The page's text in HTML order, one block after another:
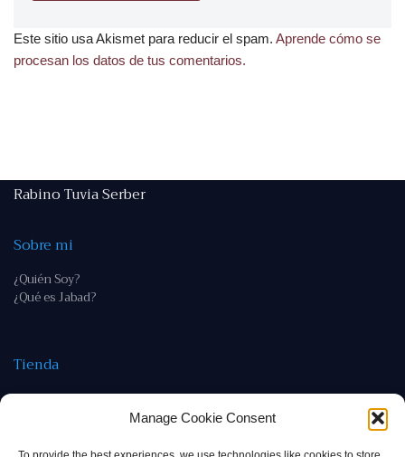
Manage Cookie Consent
Este sitio usa Akismet para reducir el spam. Aprende cómo se
procesan los datos de tus comentarios.
Rabino Tuvia Serber
Sobre mi
¿Quién Soy?
¿Qué es Jabad?
Tienda
Tienda
Política de devoluciones y reembolso